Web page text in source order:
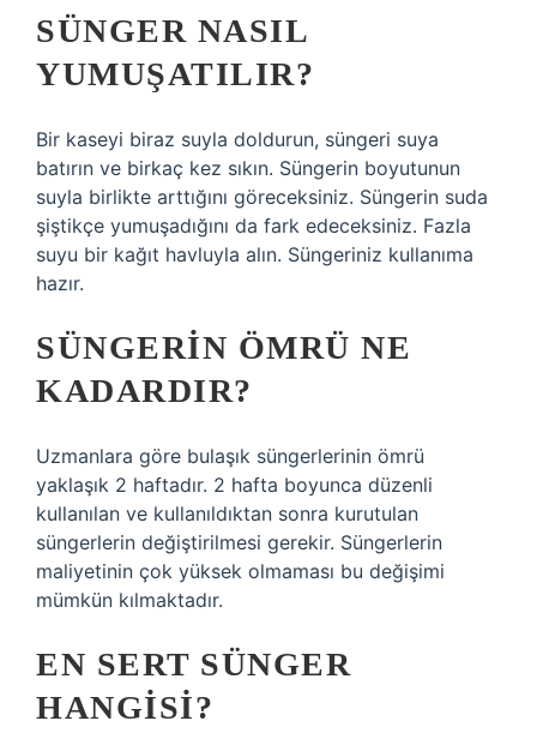
SÜNGER NASIL
YUMUŞATILIR?
Bir kaseyi biraz suyla doldurun, süngeri suya
batırın ve birkaç kez sıkın. Süngerin boyutunun
suyla birlikte arttığını göreceksiniz. Süngerin suda
şiştikçe yumuşadığını da fark edeceksiniz. Fazla
suyu bir kağıt havluyla alın. Süngeriniz kullanıma
hazır.
SÜNGERIN ÖMRÜ NE
KADARDIR?
Uzmanlara göre bulaşık süngerlerinin ömrü
yaklaşık 2 haftadır. 2 hafta boyunca düzenli
kullanılan ve kullanıldıktan sonra kurutulan
süngerlerin değiştirilmesi gerekir. Süngerlerin
maliyetinin çok yüksek olmaması bu değişimi
mümkün kılmaktadır.
EN SERT SÜNGER
HANGISI?